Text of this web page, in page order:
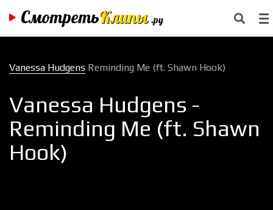
СмотретьКлипы .ру
Vanessa Hudgens Reminding Me (ft. Shawn Hook)
Vanessa Hudgens -
Reminding Me (ft. Shawn
Hook)